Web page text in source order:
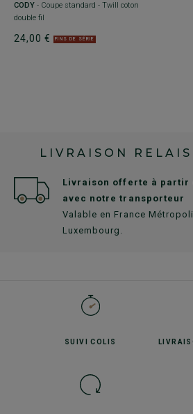
CODY - Coupe standard - Twill coton
double fil
24,00 € FINS DE SÉRIE
LIVRAISON RELAIS
Livraison offerte à partir
avec notre transporteur
Valable en France
Luxembourg.
SUIVICOLIS